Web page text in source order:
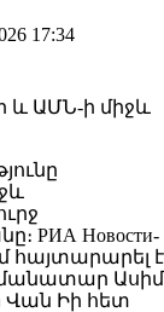
17:34
РИА Новости-
հայտարարել է
Ասիմ
Վան Իի հետ